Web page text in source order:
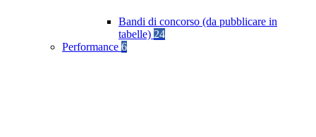
Bandi di concorso (da pubblicare in
tabelle) 24
Performance 6